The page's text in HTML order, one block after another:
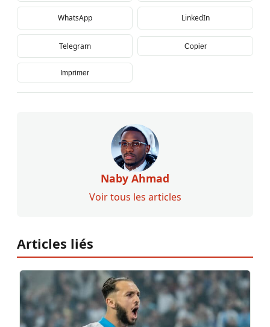
WhatsApp LinkedIn
Telegram Copier
Imprimer
Naby Ahmad
Voir tous les articles
Articles liés